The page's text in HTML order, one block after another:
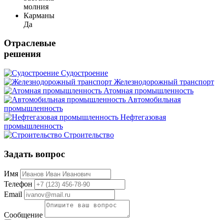
молния
Карманы
Да
Отраслевые
решения
Судостроение
Железнодорожный транспорт
Атомная промышленность
Автомобильная
промышленность
Нефтегазовая
промышленность
Строительство
Задать вопрос
Имя
Телефон
Email
Сообщение